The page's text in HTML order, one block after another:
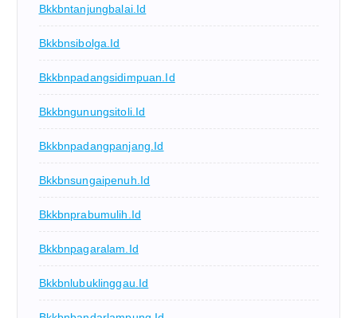
Bkkbntanjungbalai.id
Bkkbnsibolga.id
Bkkbnpadangsidimpuan.id
Bkkbngunungsitoli.id
Bkkbnpadangpanjang.id
Bkkbnsungaipenuh.id
Bkkbnprabumulih.id
Bkkbnpagaralam.id
Bkkbnlubuklinggau.id